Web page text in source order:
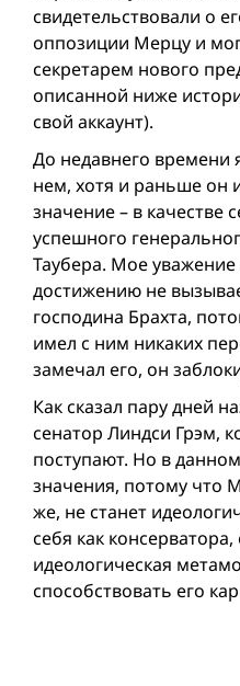
свидетельствовали о
оппозиции Мерцу и
секретарем нового
описанной ниже
свой аккаунт).
До недавнего
нем, хотя и раньше он
значение – в качестве
успешного
Таубера. Мое
достижению не
господина Брахта,
имел с ним никаких
замечал его, он
Как сказал пару дней
сенатор Линдси Грэм,
поступают. Но в
значения, потому что
же, не станет
себя как
идеологическая
способствовать его